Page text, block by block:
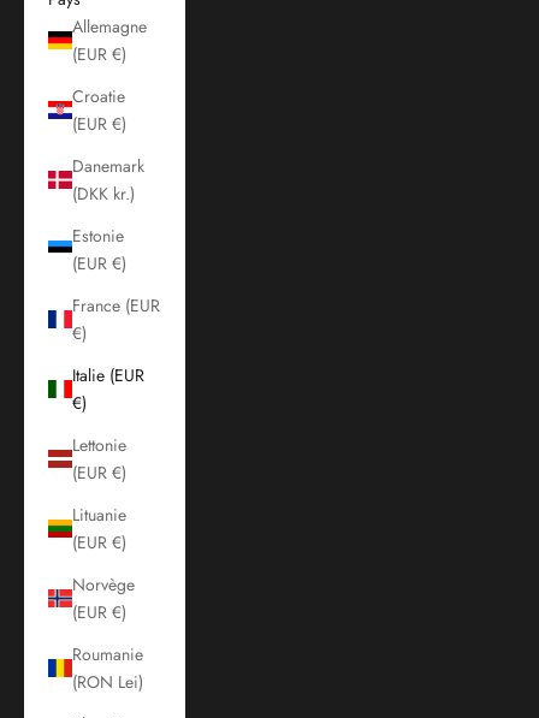
Allemagne
(EUR €)
Croatie
(EUR €)
Danemark
(DKK kr.)
Estonie
(EUR €)
France (EUR
€)
Italie (EUR
€)
Lettonie
(EUR €)
Lituanie
(EUR €)
Norvège
(EUR €)
Roumanie
(RON Lei)